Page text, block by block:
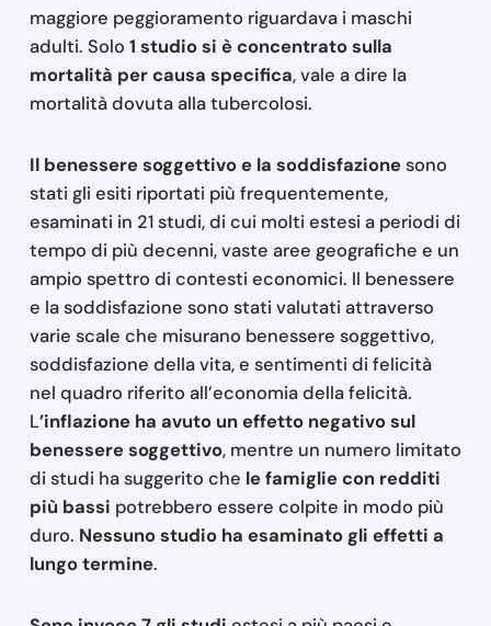
maggiore peggioramento riguardava i maschi
adulti. Solo 1 studio si è concentrato sulla
mortalità per causa specifica, vale a dire la
mortalità dovuta alla tubercolosi.
Il benessere soggettivo e la soddisfazionesono
stati gli esiti riportati più frequentemente,
esaminati in 21 studi, di cui molti estesi a periodi di
tempo di più decenni, vaste aree geografiche e un
ampio spettro di contesti economici. Il benessere
e la soddisfazione sono stati valutati attraverso
varie scale che misurano benessere soggettivo,
soddisfazione della vita, e sentimenti di felicità
nel quadro riferito all’economia della felicità.
L’inflazione ha avuto un effetto negativo sul
benessere soggettivo, mentre un numero limitato
di studi ha suggerito che le famiglie con redditi
più bassi potrebbero essere colpite in modo più
duro. Nessuno studio ha esaminato gli effetti a
lungo termine.